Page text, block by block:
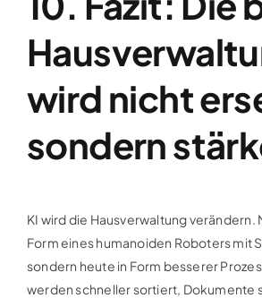
wird nicht
sondern
KI wird die Hausverwaltung verändern.
Form eines humanoiden Roboters mit
sondern heute in Form besserer
werden schneller sortiert, Dokumente